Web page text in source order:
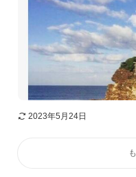
2023年5月24日